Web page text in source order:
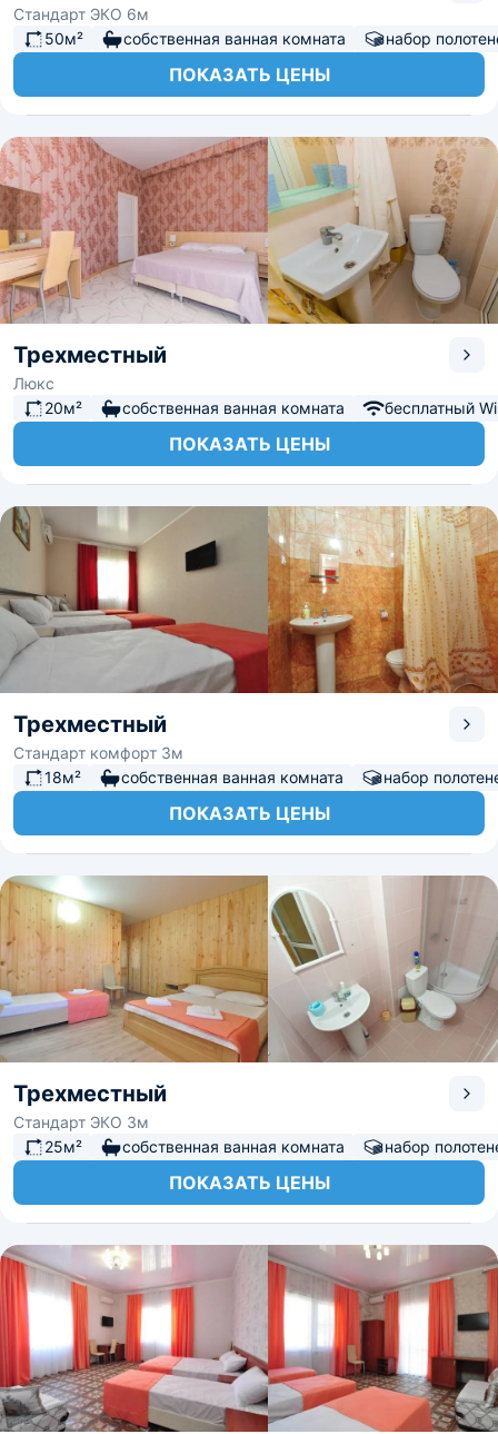
Стандарт ЭКО 6м
50м²
собственная ванная комната набор
ПОКАЗАТЬ ЦЕНЫ
Трехместный
Люкс
20м²
собственная ванная комната бесплатный
ПОКАЗАТЬ ЦЕНЫ
Трехместный
Стандарт комфорт 3м
18м²
собственная ванная комната набор
ПОКАЗАТЬ ЦЕНЫ
Трехместный
Стандарт ЭКО 3м
25м²
собственная ванная комната набор
ПОКАЗАТЬ ЦЕНЫ